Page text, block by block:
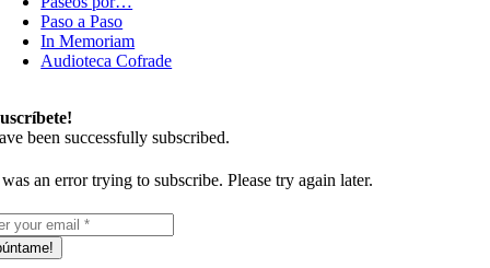
Paso a Paso
In Memoriam
Audioteca Cofrade
been successfully subscribed.
an error trying to subscribe. Please try again later.